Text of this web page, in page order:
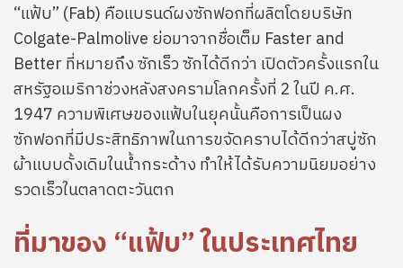
“แฟ้บ” (Fab) คือแบรนด์ผงซักฟอกที่ผลิตโดยบริษัท
Colgate-Palmolive ย่อมาจากชื่อเต็ม Faster and
Better ที่หมายถึง ซักเร็ว ซักได้ดีกว่า เปิดตัวครั้งแรกใน
สหรัฐอเมริกาช่วงหลังสงครามโลกครั้งที่ 2 ในปี ค.ศ.
1947 ความพิเศษของแฟ้บในยุคนั้นคือการเป็นผง
ซักฟอกที่มีประสิทธิภาพในการขจัดคราบได้ดีกว่าสบู่ซัก
ผ้าแบบดั้งเดิมในน้ำกระด้าง ทำให้ได้รับความนิยมอย่าง
รวดเร็วในตลาดตะวันตก
ที่มาของ “แฟ้บ” ในประเทศไทย